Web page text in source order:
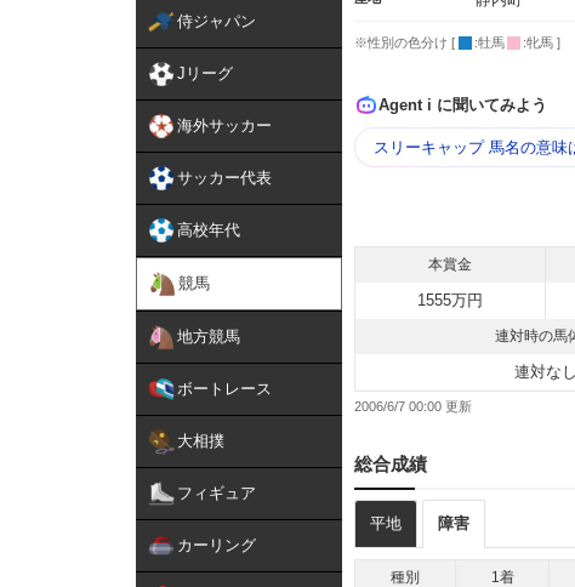
侍ジャパン
Jリーグ
海外サッカー
サッカー代表
高校年代
競馬
地方競馬
ボートレース
大相撲
フィギュア
カーリング
※性別の色分け [ :牡馬 :牝馬 ]
Agent i に聞いてみよう
スリーキャップ 馬名の意味
本賞金
1555万円
連対時の馬
連対なし
2006/6/7 00:00
総合成績
平地 障害
種別 1着